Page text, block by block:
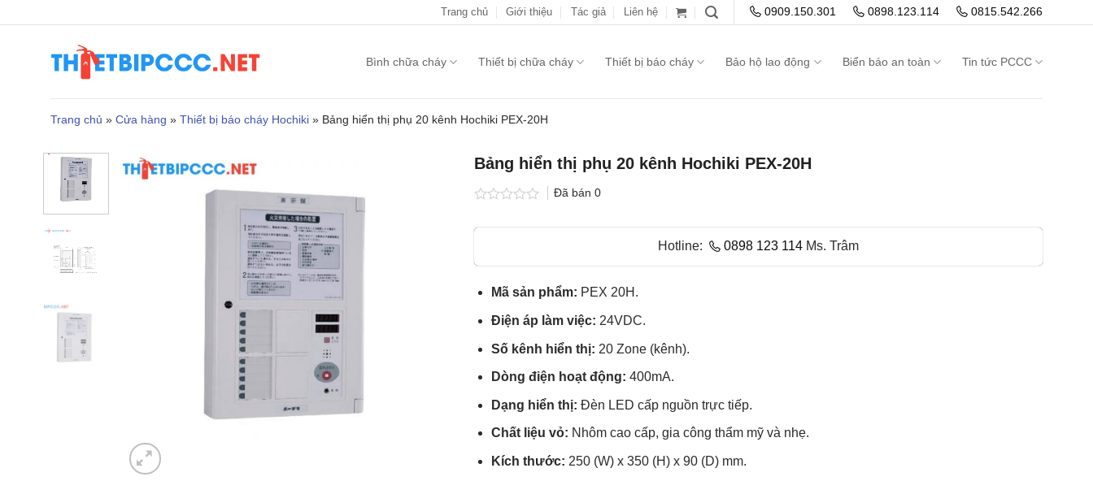
qua
Trang chủ Giới thiệu Tác giả Liên hệ 0909.150.301 0898.123.114 0815.542.266
Bình chữa cháy Thiết bị chữa cháy Thiết bị báo cháy Bảo hộ lao động Biển báo an toàn Tin tức PCCC
Trang chủ » Cửa hàng » Thiết bị báo cháy Hochiki » Bảng hiển thị phụ 20 kênh Hochiki PEX-20H
Bảng hiển thị phụ 20 kênh Hochiki PEX-20H
xếp
5
Đã bán 0
Hotline: 0898 123 114Ms. Trâm
Mã sản phẩm: PEX 20H.
Điện áp làm việc: 24VDC.
Số kênh hiển thị: 20 Zone (kênh).
Dòng điện hoạt động: 400mA.
Dạng hiển thị: Đèn LED cấp nguồn trực tiếp.
Chất liệu vỏ: Nhôm cao cấp, gia công thẩm mỹ và nhẹ.
Kích thước: 250 (W) x 350 (H) x 90 (D) mm.